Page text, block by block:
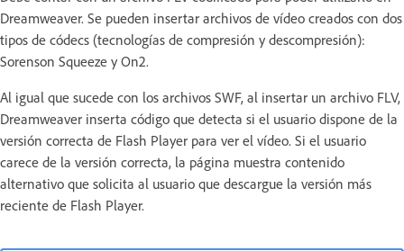
Dreamweaver. Se pueden insertar archivos de vídeo creados con dos
tipos de códecs (tecnologías de compresión y descompresión):
Sorenson Squeeze y On2.
Al igual que sucede con los archivos SWF, al insertar un archivo FLV,
Dreamweaver inserta código que detecta si el usuario dispone de la
versión correcta de Flash Player para ver el vídeo. Si el usuario
carece de la versión correcta, la página muestra contenido
alternativo que solicita al usuario que descargue la versión más
reciente de Flash Player.